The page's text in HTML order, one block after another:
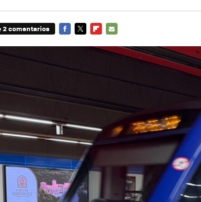
2 comentarios
MAIL